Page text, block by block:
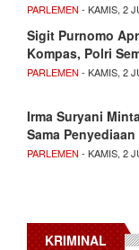
PARLEMEN - KAMIS, 2
Sigit Purnomo
Kompas, Polri
PARLEMEN - KAMIS, 2
Irma Suryani
Sama
PARLEMEN - KAMIS, 2
KRIMINAL